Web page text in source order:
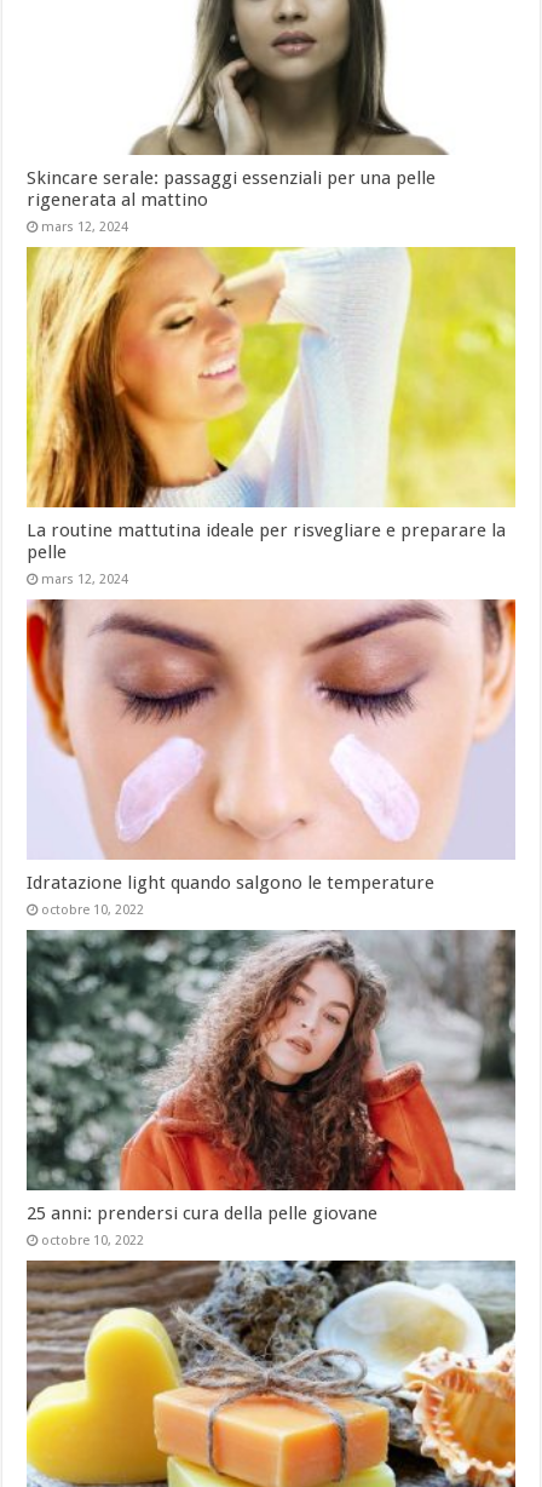
Skincare serale: passaggi essenziali per una pelle
rigenerata al mattino
mars 12, 2024
La routine mattutina ideale per risvegliare e preparare la
pelle
mars 12, 2024
Idratazione light quando salgono le temperature
octobre 10, 2022
25 anni: prendersi cura della pelle giovane
octobre 10, 2022